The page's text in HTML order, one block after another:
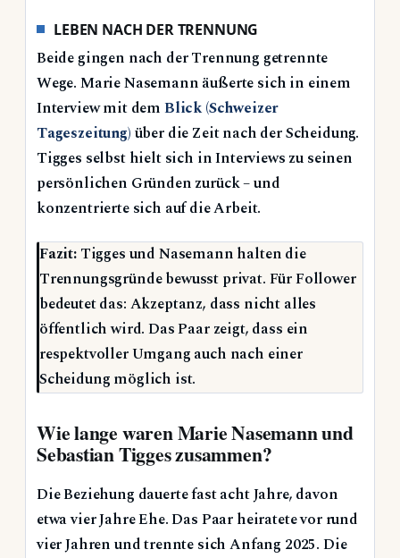
LEBEN NACH DER TRENNUNG
Beide gingen nach der Trennung getrennte
Wege. Marie Nasemann äußerte sich in einem
Interview mit dem Blick (Schweizer
Tageszeitung) über die Zeit nach der Scheidung.
Tigges selbst hielt sich in Interviews zu seinen
persönlichen Gründen zurück – und
konzentrierte sich auf die Arbeit.
Fazit:Tigges und Nasemann halten die
Trennungsgründe bewusst privat. Für Follower
bedeutet das: Akzeptanz, dass nicht alles
öffentlich wird. Das Paar zeigt, dass ein
respektvoller Umgang auch nach einer
Scheidung möglich ist.
Wie lange waren Marie Nasemann und
Sebastian Tigges zusammen?
Die Beziehung dauerte fast acht Jahre, davon
etwa vier Jahre Ehe. Das Paar heiratete vor rund
vier Jahren und trennte sich Anfang 2025. Die